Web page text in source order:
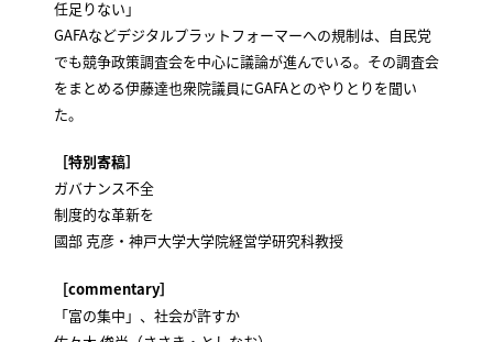
任足りない」
GAFAなどデジタルプラットフォーマーへの規制は、自民党
でも競争政策調査会を中心に議論が進んでいる。その調査会
をまとめる伊藤達也衆院議員にGAFAとのやりとりを聞い
た。
［特別寄稿］
ガバナンス不全
制度的な革新を
國部 克彦・神戸大学大学院経営学研究科教授
［commentary］
「富の集中」、社会が許すか